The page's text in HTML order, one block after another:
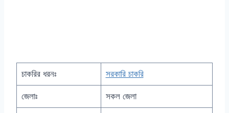
চাকরির ধরনঃ সরকারি চাকরি
জেলাঃ সকল জেলা